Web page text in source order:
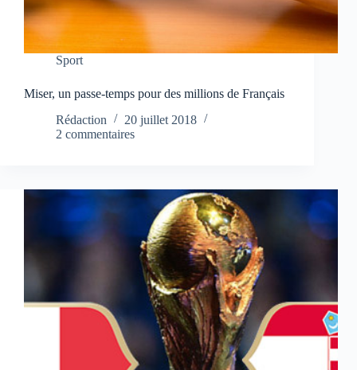
Sport
Miser, un passe-temps pour des millions de Français
Rédaction
20 juillet 2018
2 commentaires